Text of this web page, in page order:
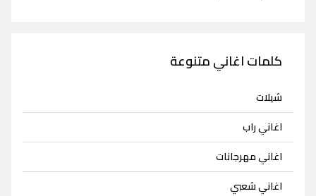
كلمات اغاني متنوعة
شيلات
اغاني راب
اغاني مهرجانات
اغاني شعبي